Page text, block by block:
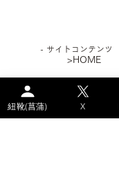
​- サイトコンテンツ
>HOME
>WHAT's
>PLAN
紐靴(菖蒲) X